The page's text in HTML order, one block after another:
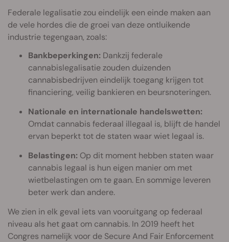
Federale legalisatie zou eindelijk een einde maken aan
de vele hordes die de groei van deze ontluikende
industrie tegengaan, zoals:
Bankbeperkingen: Dankzij federale
cannabislegalisatie zouden duizenden
cannabisbedrijven eindelijk toegang krijgen tot
financiering, veilig bankieren en beursnoteringen.
Nationale en internationale handelswetten:
Omdat cannabis federaal illegaal is, blijft de handel
ervan beperkt tot de staten waar wiet legaal is.
Belastingen: Op dit moment hebben staten waar
cannabis legaal is hun eigen manier om met
wietbelastingen om te gaan. En sommige leveren
beter werk dan andere.
We zien in elk geval iets van vooruitgang op federaal
niveau als het gaat om cannabis. In 2019 heeft het
Congres namelijk voor de Secure And Fair Enforcement